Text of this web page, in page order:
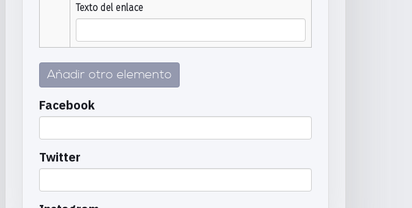
Texto del enlace
Añadir otro elemento
Facebook
Twitter